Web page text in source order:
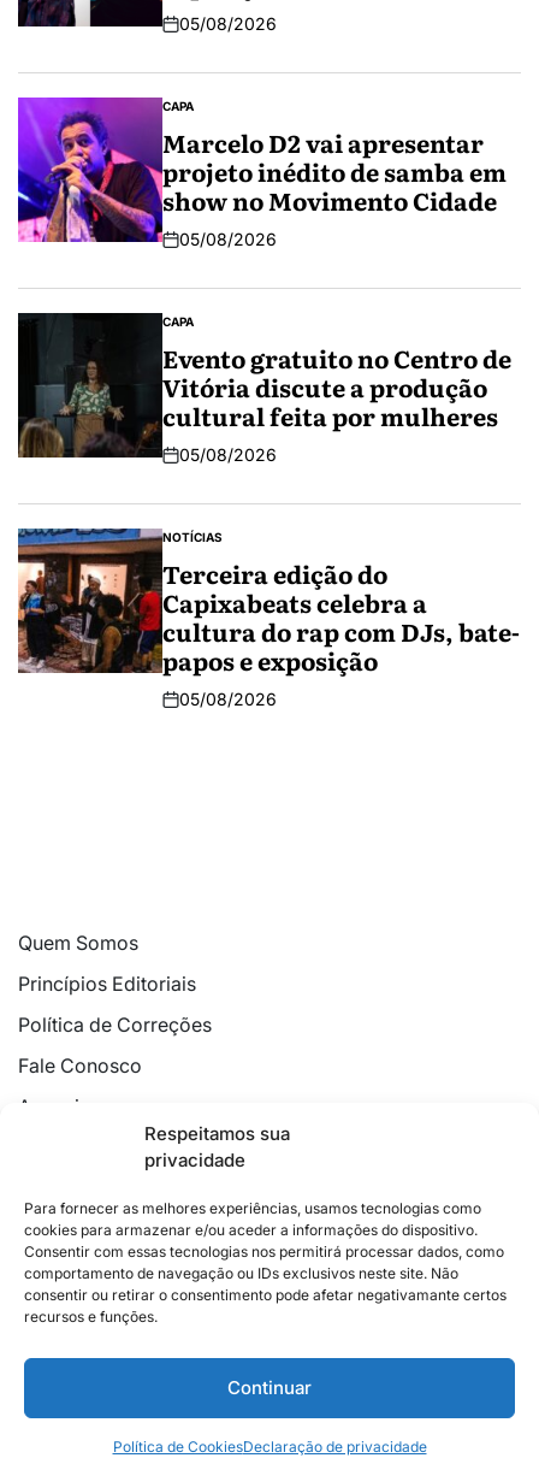
Respeitamos sua
privacidade
Para fornecer as melhores experiências, usamos tecnologias como
cookies para armazenar e/ou aceder a informações do dispositivo.
Consentir com essas tecnologias nos permitirá processar dados, como
comportamento de navegação ou IDs exclusivos neste site. Não
consentir ou retirar o consentimento pode afetar negativamante certos
recursos e funções.
Continuar
Política de CookiesDeclaração de privacidade
05/08/2026
CAPA
Marcelo D2 vai apresentar
projeto inédito de samba em
show no Movimento Cidade
05/08/2026
CAPA
Evento gratuito no Centro de
Vitória discute a produção
cultural feita por mulheres
05/08/2026
NOTÍCIAS
Terceira edição do
Capixabeats celebra a
cultura do rap com DJs, bate-
papos e exposição
05/08/2026
Quem Somos
Princípios Editoriais
Política de Correções
Fale Conosco
Anuncie
Política de Cookies
2026 © Feito com
no Espírito Santo.
PoderEditorialCidades
EconomiaPesquisas
Siga no Instagram